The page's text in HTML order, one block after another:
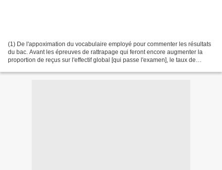
(1) De l'appoximation du vocabulaire employé pour commenter les résultats
du bac. Avant les épreuves de rattrapage qui feront encore augmenter la
proportion de reçus sur l'effectif global [qui passe l'examen], le taux de